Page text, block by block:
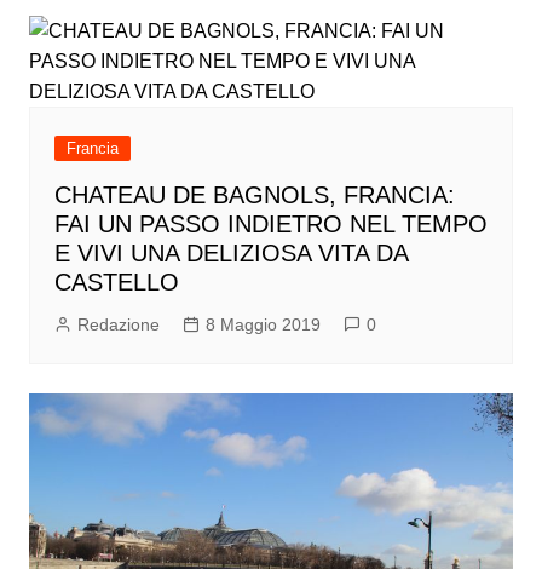
Francia
CHATEAU DE BAGNOLS, FRANCIA:
FAI UN PASSO INDIETRO NEL TEMPO
E VIVI UNA DELIZIOSA VITA DA
CASTELLO
Redazione 8 Maggio 2019 0